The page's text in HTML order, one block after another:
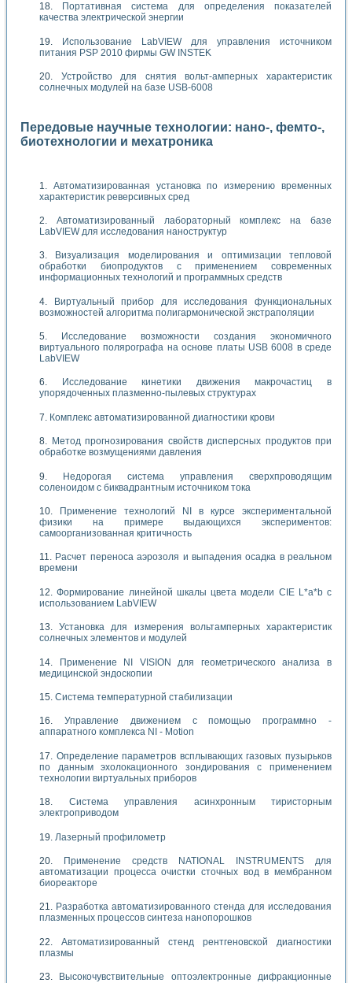
Портативная система для определения показателей
качества электрической энергии
Использование LabVIEW для управления источником
питания PSP 2010 фирмы GW INSTEK
Устройство для снятия вольт-амперных характеристик
солнечных модулей на базе USB-6008
Передовые научные технологии: нано-, фемто-,
биотехнологии и мехатроника
Автоматизированная установка по измерению временных
характеристик реверсивных сред
Автоматизированный лабораторный комплекс на базе
LabVIEW для исследования наноструктур
Визуализация моделирования и оптимизации тепловой
обработки биопродуктов с применением современных
информационных технологий и программных средств
Виртуальный прибор для исследования функциональных
возможностей алгоритма полигармонической экстраполяции
Исследование возможности создания экономичного
виртуального полярографа на основе платы USB 6008 в среде
LabVIEW
Исследование кинетики движения макрочастиц в
упорядоченных плазменно-пылевых структурах
Комплекс автоматизированной диагностики крови
Метод прогнозирования свойств дисперсных продуктов при
обработке возмущениями давления
Недорогая система управления сверхпроводящим
соленоидом с биквадрантным источником тока
Применение технологий NI в курсе экспериментальной
физики на примере выдающихся экспериментов:
самоорганизованная критичность
Расчет переноса аэрозоля и выпадения осадка в реальном
времени
Формирование линейной шкалы цвета модели CIE L*a*b с
использованием LabVIEW
Установка для измерения вольтамперных характеристик
солнечных элементов и модулей
Применение NI VISION для геометрического анализа в
медицинской эндоскопии
Система температурной стабилизации
Управление движением с помощью программно -
аппаратного комплекса NI - Motion
Определение параметров всплывающих газовых пузырьков
по данным эхолокационного зондирования с применением
технологии виртуальных приборов
Система управления асинхронным тиристорным
электроприводом
Лазерный профилометр
Применение средств NATIONAL INSTRUMENTS для
автоматизации процесса очистки сточных вод в мембранном
биореакторе
Разработка автоматизированного стенда для исследования
плазменных процессов синтеза нанопорошков
Автоматизированный стенд рентгеновской диагностики
плазмы
Высокочувствительные оптоэлектронные дифракционные